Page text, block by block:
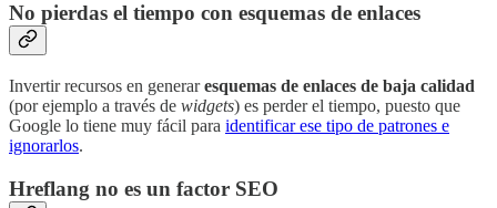
No pierdas el tiempo con esquemas de enlaces
Invertir recursos en generaresquemas de enlaces de baja calidad
(por ejemplo a través de widgets) es perder el tiempo, puesto que
Google lo tiene muy fácil para identificar ese tipo de patrones e
ignorarlos.
Hreflang no es un factor SEO